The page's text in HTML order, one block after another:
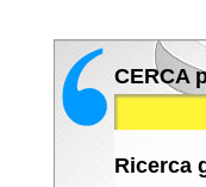
CERCA
Ricerca